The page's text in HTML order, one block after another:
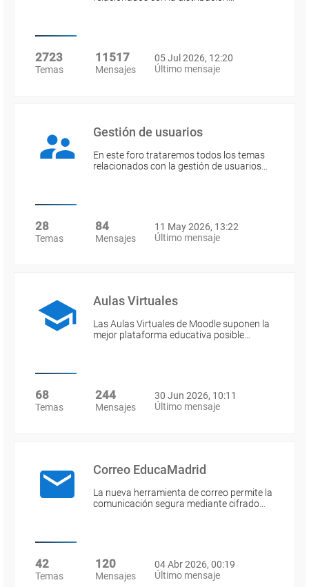
2723
Temas
11517
Mensajes
05 Jul 2026, 12:20
Último mensaje
Gestión de usuarios
En este foro trataremos todos los temas
relacionados con la gestión de usuarios…
28
Temas
84
Mensajes
11 May 2026, 13:22
Último mensaje
Aulas Virtuales
Las Aulas Virtuales de Moodle suponen la
mejor plataforma educativa posible…
68
Temas
244
Mensajes
30 Jun 2026, 10:11
Último mensaje
Correo EducaMadrid
La nueva herramienta de correo permite la
comunicación segura mediante cifrado…
42
Temas
120
Mensajes
04 Abr 2026, 00:19
Último mensaje